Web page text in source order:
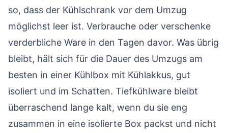
so, dass der Kühlschrank vor dem Umzug
möglichst leer ist. Verbrauche oder verschenke
verderbliche Ware in den Tagen davor. Was übrig
bleibt, hält sich für die Dauer des Umzugs am
besten in einer Kühlbox mit Kühlakkus, gut
isoliert und im Schatten. Tiefkühlware bleibt
überraschend lange kalt, wenn du sie eng
zusammen in eine isolierte Box packst und nicht